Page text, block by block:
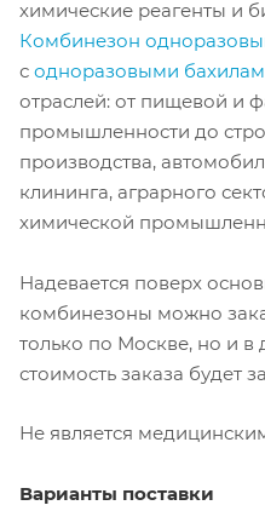
химические реагенты и
Комбинезон
с одноразовыми
отраслей: от пищевой и
промышленности до
производства,
клининга, аграрного
химической
Надевается поверх
комбинезоны можно
только по Москве, но и
стоимость заказа будет
Не является
Варианты поставки